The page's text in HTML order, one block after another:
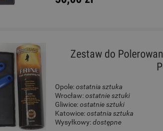
DO KOSZYKA
Zestaw do
Opole:ostatnia sztuka
Wrocław:ostatnie sztuki
Gliwice:ostatnie sztuki
Katowice:ostatnia sztuka
Wysyłkowy:dostępne